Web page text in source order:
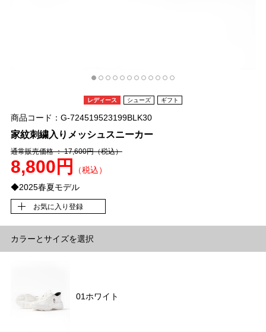
レディース シューズ ギフト
商品コード：G-724519523199BLK30
家紋刺繍入りメッシュスニーカー
通常販売価格 ： 17,600円（税込）
8,800円
（税込）
◆2025春夏モデル
お気に入り登録
カラーとサイズを選択
01ホワイト